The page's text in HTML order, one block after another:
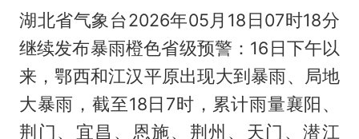
湖北省气象台2026年05月18日07时18分
继续发布暴雨橙色省级预警：16日下午以
来，鄂西和江汉平原出现大到暴雨、局地
大暴雨，截至18日7时，累计雨量襄阳、
荆门、宜昌、恩施、荆州、天门、潜江